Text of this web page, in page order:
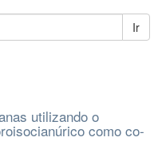
Ir
utilizando o
como co-